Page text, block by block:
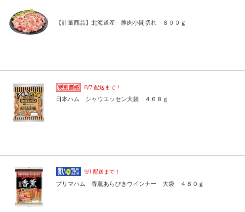
【計量商品】北海道産 豚肉小間切れ ８００ｇ
8/7 配送まで！
日本ハム シャウエッセン大袋 ４６８ｇ
9/1 配送まで！
プリマハム 香薫あらびきウインナー 大袋 ４８０ｇ